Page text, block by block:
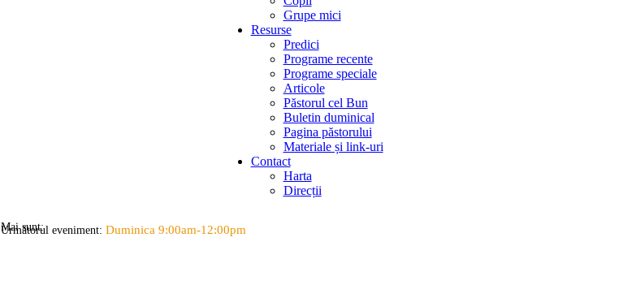
Grupe mici
Resurse
Predici
Programe recente
Programe speciale
Articole
Păstorul cel Bun
Buletin duminical
Pagina păstorului
Materiale și link-uri
Contact
Harta
Direcții
Următorul eveniment: Duminica 9:00am-12:00pm
Mai sunt: